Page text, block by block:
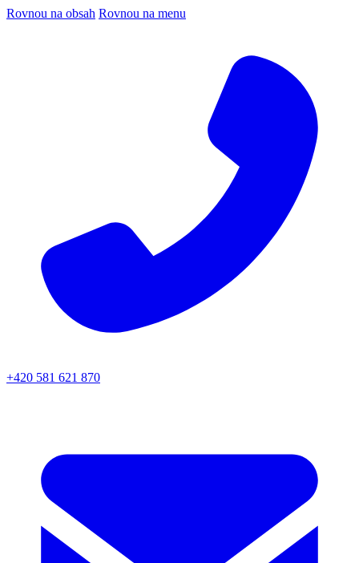
Rovnou na obsah Rovnou na menu
+420 581 621 870